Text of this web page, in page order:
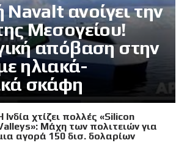
Navalt ανοίγει την
Μεσογείου!
απόβαση στην
ηλιακά-
σκάφη
Ινδία χτίζει πολλές «Silicon
Μάχη των πολιτειών για
αγορά 150 δισ. δολαρίων